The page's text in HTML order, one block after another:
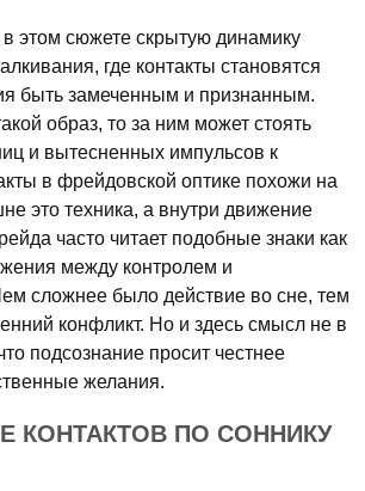
этом сюжете скрытую динамику
где контакты становятся
быть замеченным и признанным.
образ, то за ним может стоять
и вытесненных импульсов к
в фрейдовской оптике похожи на
это техника, а внутри движение
часто читает подобные знаки как
между контролем и
сложнее было действие во сне, тем
конфликт. Но и здесь смысл не в
подсознание просит честнее
желания.
КОНТАКТОВ ПО СОННИКУ